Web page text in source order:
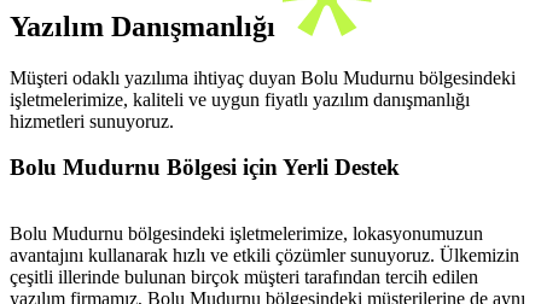
Yazılım Danışmanlığı
Müşteri odaklı yazılıma ihtiyaç duyan Bolu Mudurnu bölgesindeki
işletmelerimize, kaliteli ve uygun fiyatlı yazılım danışmanlığı
hizmetleri sunuyoruz.
Bolu Mudurnu Bölgesi için Yerli Destek
Bolu Mudurnu bölgesindeki işletmelerimize, lokasyonumuzun
avantajını kullanarak hızlı ve etkili çözümler sunuyoruz. Ülkemizin
çeşitli illerinde bulunan birçok müşteri tarafından tercih edilen
yazılım firmamız, Bolu Mudurnu bölgesindeki müşterilerine de aynı